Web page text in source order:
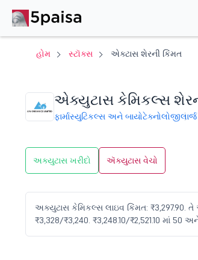
હોમ સ્ટૉક્સ એક્ટાસ શેરની કિંમત
એક્યુટાસ કેમિકલ્સ
ફાર્માસ્યુટિકલ્સ અને બાયોટેક્નોલોજી
અક્યુટાસ ખરીદો ઍક્યુટાસ વેચો
અક્યુટાસ કેમિકલ્સ લાઇવ કિંમત: ₹3,297.90. તે
₹3,328/₹3,240. ₹3,248.10/₹2,521.10 માં 50